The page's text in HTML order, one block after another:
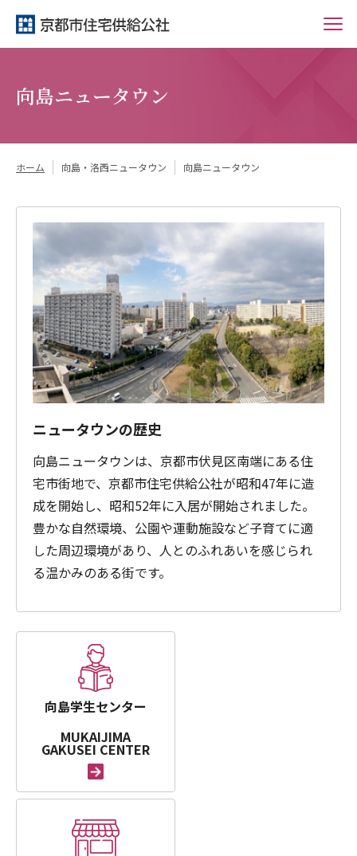
向島ニュータウン
ホーム 向島・洛西ニュータウン 向島ニュータウン
ニュータウンの歴史
向島ニュータウンは、京都市伏見区南端にある住
宅市街地で、京都市住宅供給公社が昭和47年に造
成を開始し、昭和52年に入居が開始されました。
豊かな自然環境、公園や運動施設など子育てに適
した周辺環境があり、人とのふれあいを感じられ
る温かみのある街です。
向島学生センター
MUKAIJIMA
GAKUSEI CENTER